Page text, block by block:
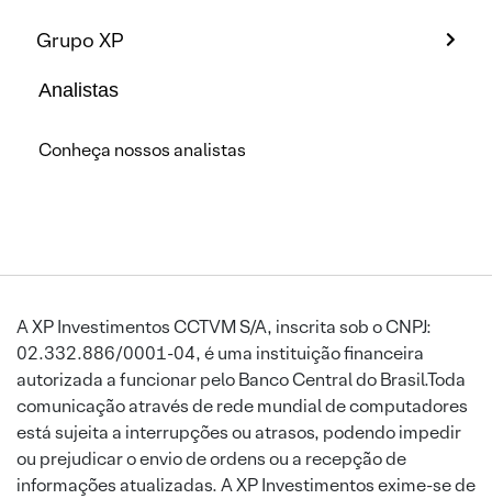
Grupo XP
Analistas
Conheça nossos analistas
A XP Investimentos CCTVM S/A, inscrita sob o CNPJ:
02.332.886/0001-04, é uma instituição financeira
autorizada a funcionar pelo Banco Central do Brasil.Toda
comunicação através de rede mundial de computadores
está sujeita a interrupções ou atrasos, podendo impedir
ou prejudicar o envio de ordens ou a recepção de
informações atualizadas. A XP Investimentos exime-se de